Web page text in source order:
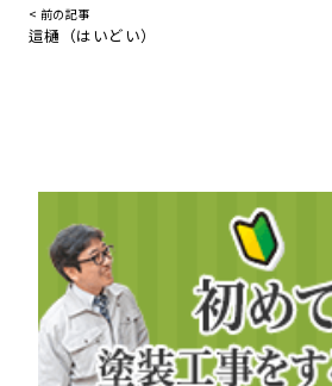
< 前の記事
這樋（はいどい）